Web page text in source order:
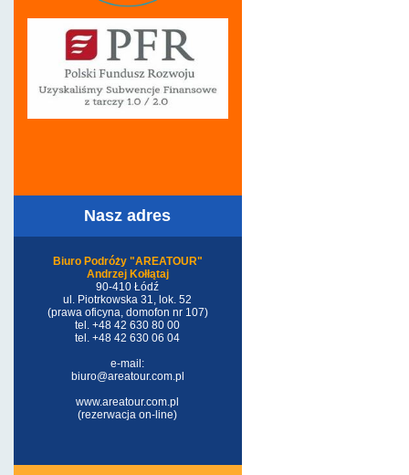
Nasz adres
Biuro Podróży "AREATOUR"
Andrzej Kołłątaj
90-410 Łódź
ul. Piotrkowska 31, lok. 52
(prawa oficyna, domofon nr 107)
tel. +48 42 630 80 00
tel. +48 42 630 06 04
e-mail:
biuro@areatour.com.pl
www.areatour.com.pl
(rezerwacja on-line)